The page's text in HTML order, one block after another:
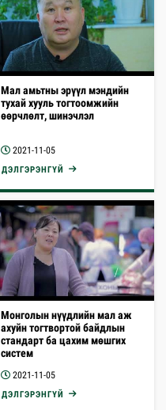
Мал амьтны эрүүл мэндийн
тухай хууль тогтоомжийн
өөрчлөлт, шинэчлэл
2021-11-05
ДЭЛГЭРЭНГҮЙ
Монголын нүүдлийн мал аж
ахуйн тогтвортой байдлын
стандарт ба цахим мөшгих
систем
2021-11-05
ДЭЛГЭРЭНГҮЙ